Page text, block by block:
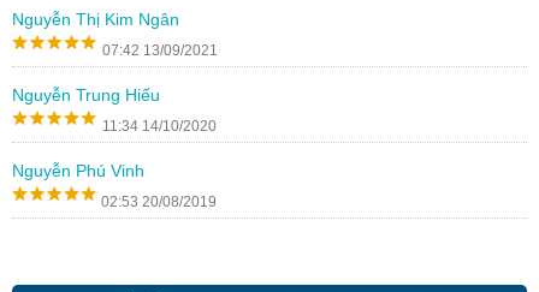
Nguyễn Thị Kim Ngân
07:42 13/09/2021
Nguyễn Trung Hiếu
11:34 14/10/2020
Nguyễn Phú Vinh
02:53 20/08/2019